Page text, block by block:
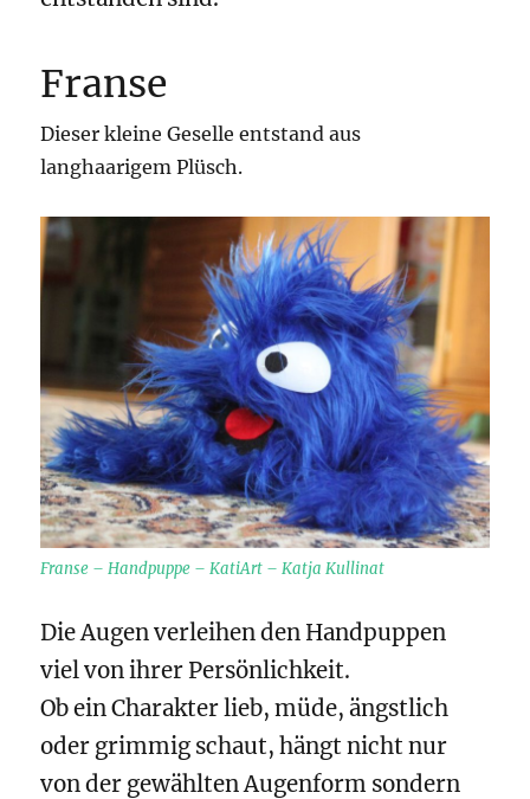
Franse
Dieser kleine Geselle entstand aus
langhaarigem Plüsch.
Franse – Handpuppe – KatiArt – Katja Kullinat
Die Augen verleihen den Handpuppen
viel von ihrer Persönlichkeit.
Ob ein Charakter lieb, müde, ängstlich
oder grimmig schaut, hängt nicht nur
von der gewählten Augenform sondern